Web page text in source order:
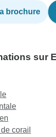
brochure
sur
corail